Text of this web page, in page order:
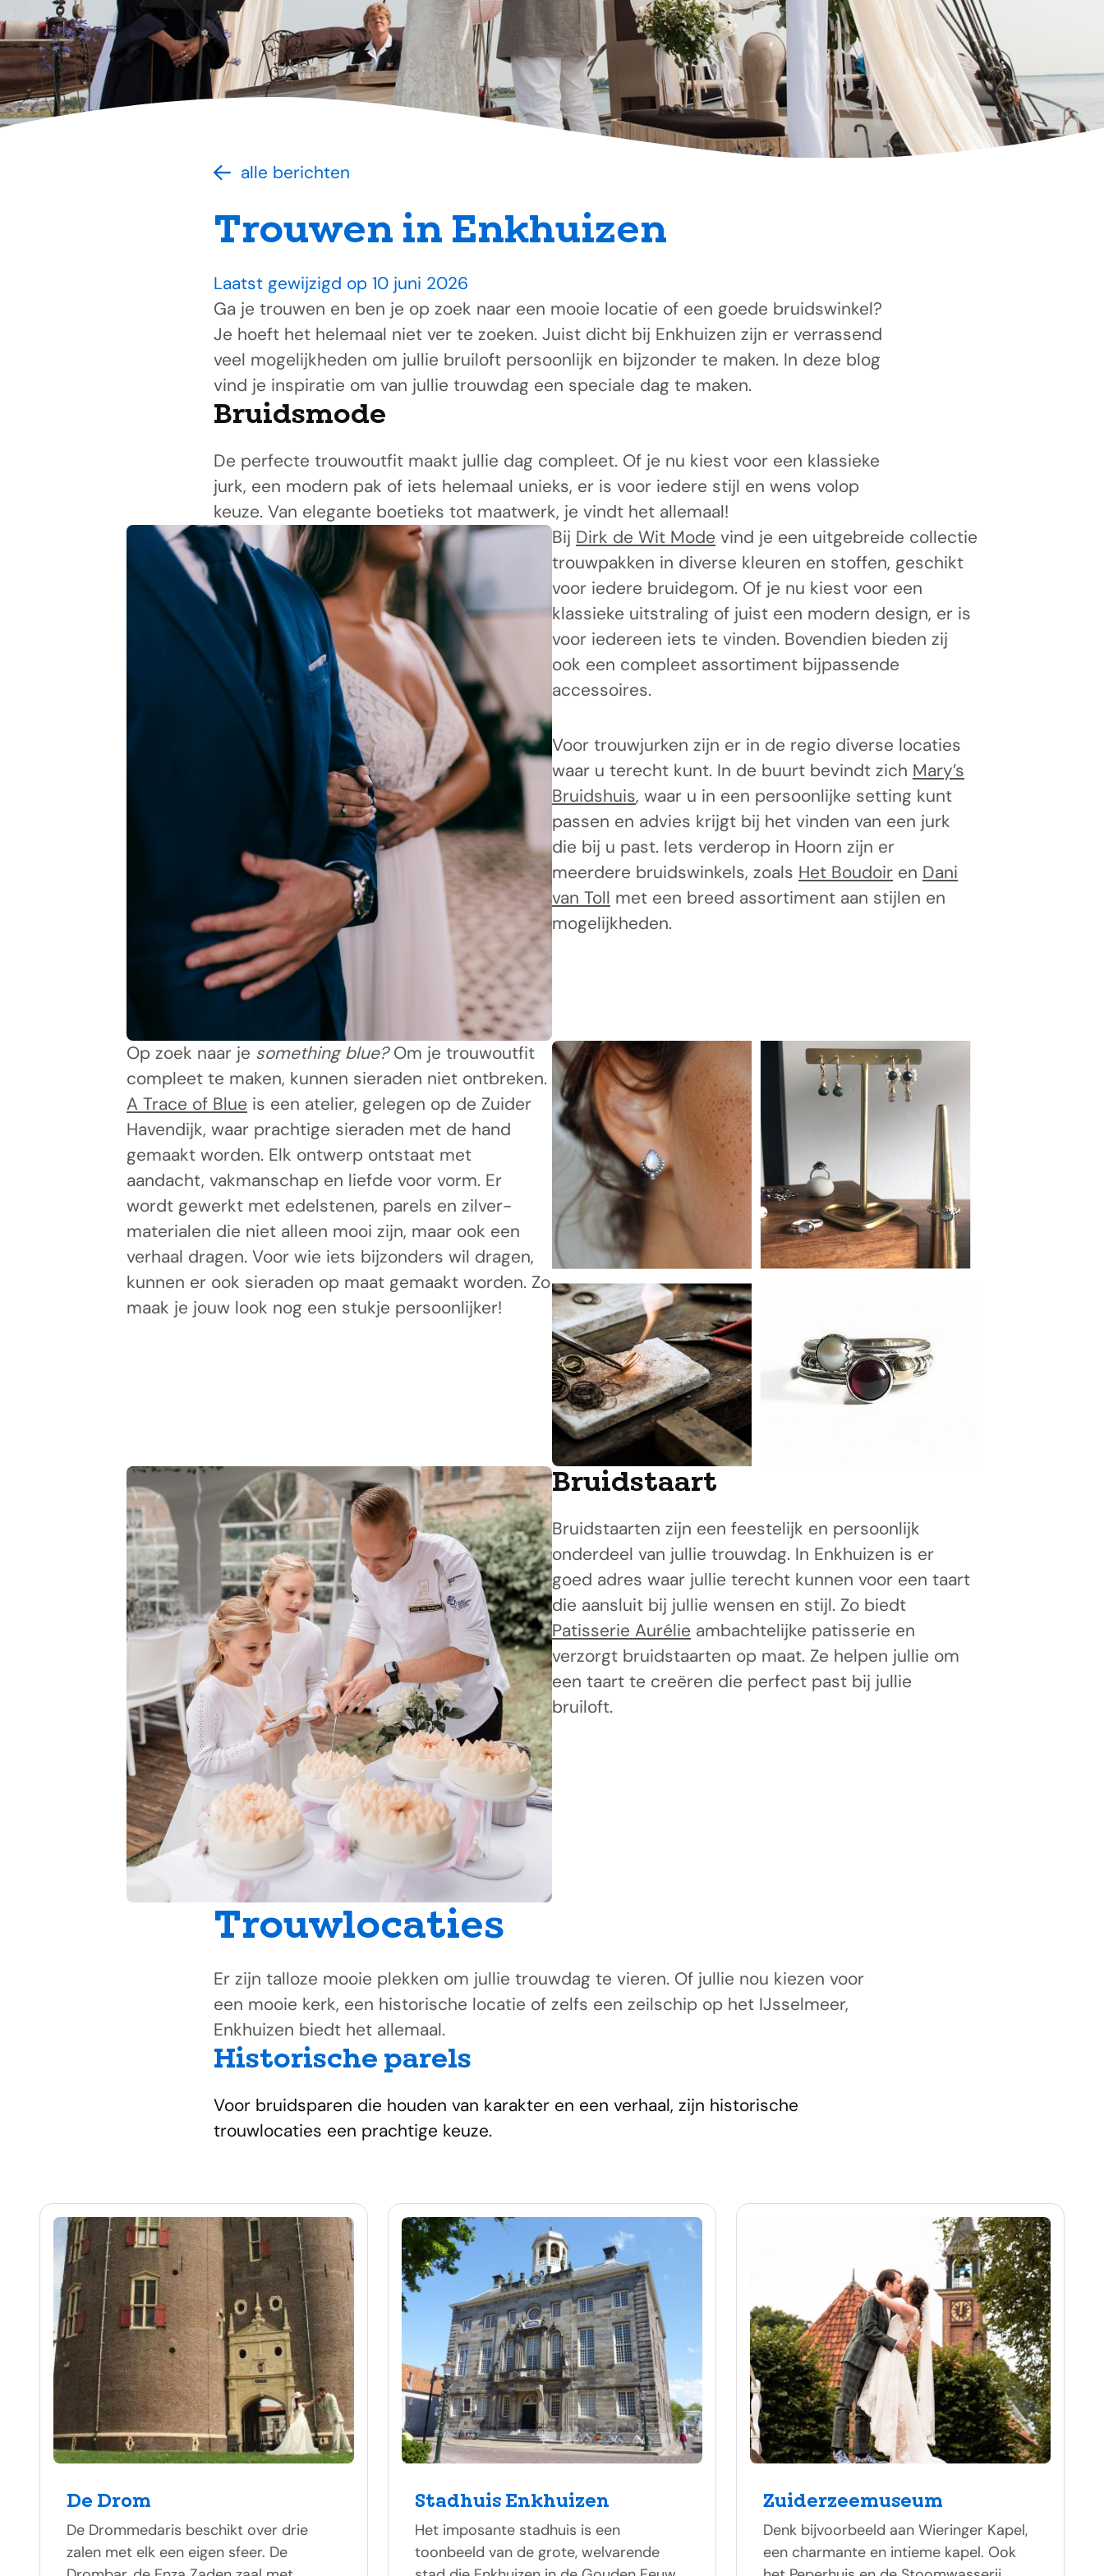
alle berichten
Trouwen in Enkhuizen
Laatst gewijzigd op 10 juni 2026
Ga je trouwen en ben je op zoek naar een mooie locatie of een goede bruidswinkel?
Je hoeft het helemaal niet ver te zoeken. Juist dicht bij Enkhuizen zijn er verrassend
veel mogelijkheden om jullie bruiloft persoonlijk en bijzonder te maken. In deze blog
vind je inspiratie om van jullie trouwdag een speciale dag te maken.
Bruidsmode
De perfecte trouwoutfit maakt jullie dag compleet. Of je nu kiest voor een klassieke
jurk, een modern pak of iets helemaal unieks, er is voor iedere stijl en wens volop
keuze. Van elegante boetieks tot maatwerk, je vindt het allemaal!
Bij Dirk de Wit Mode vind je een uitgebreide collectie
trouwpakken in diverse kleuren en stoffen, geschikt
voor iedere bruidegom. Of je nu kiest voor een
klassieke uitstraling of juist een modern design, er is
voor iedereen iets te vinden. Bovendien bieden zij
ook een compleet assortiment bijpassende
accessoires.
Voor trouwjurken zijn er in de regio diverse locaties
waar u terecht kunt. In de buurt bevindt zich Mary’s
Bruidshuis, waar u in een persoonlijke setting kunt
passen en advies krijgt bij het vinden van een jurk
die bij u past. Iets verderop in Hoorn zijn er
meerdere bruidswinkels, zoals Het Boudoir en Dani
van Toll met een breed assortiment aan stijlen en
mogelijkheden.
Op zoek naar je something blue?Om je trouwoutfit
compleet te maken, kunnen sieraden niet ontbreken.
A Trace of Blue is een atelier, gelegen op de Zuider
Havendijk, waar prachtige sieraden met de hand
gemaakt worden. Elk ontwerp ontstaat met
aandacht, vakmanschap en liefde voor vorm. Er
wordt gewerkt met edelstenen, parels en zilver-
materialen die niet alleen mooi zijn, maar ook een
verhaal dragen. Voor wie iets bijzonders wil dragen,
kunnen er ook sieraden op maat gemaakt worden. Zo
maak je jouw look nog een stukje persoonlijker!
Bruidstaart
Bruidstaarten zijn een feestelijk en persoonlijk
onderdeel van jullie trouwdag. In Enkhuizen is er
goed adres waar jullie terecht kunnen voor een taart
die aansluit bij jullie wensen en stijl. Zo biedt
Patisserie Aurélie ambachtelijke patisserie en
verzorgt bruidstaarten op maat. Ze helpen jullie om
een taart te creëren die perfect past bij jullie
bruiloft.
Trouwlocaties
Er zijn talloze mooie plekken om jullie trouwdag te vieren. Of jullie nou kiezen voor
een mooie kerk, een historische locatie of zelfs een zeilschip op het IJsselmeer,
Enkhuizen biedt het allemaal.
Historische parels
Voor bruidsparen die houden van karakter en een verhaal, zijn historische
trouwlocaties een prachtige keuze.
De Drom
De Drommedaris beschikt over drie
zalen met elk een eigen sfeer. De
Stadhuis Enkhuizen
Het imposante stadhuis is een
toonbeeld van de grote, welvarende
Zuiderzeemuseum
Denk bijvoorbeeld aan Wieringer Kapel,
een charmante en intieme kapel. Ook